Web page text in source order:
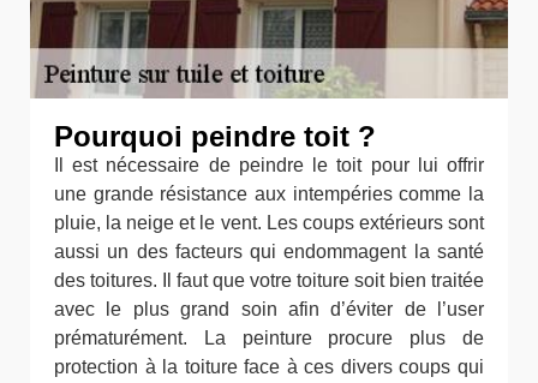
Pourquoi peindre toit ?
Il est nécessaire de peindre le toit pour lui offrir
une grande résistance aux intempéries comme la
pluie, la neige et le vent. Les coups extérieurs sont
aussi un des facteurs qui endommagent la santé
des toitures. Il faut que votre toiture soit bien traitée
avec le plus grand soin afin d’éviter de l’user
prématurément. La peinture procure plus de
protection à la toiture face à ces divers coups qui